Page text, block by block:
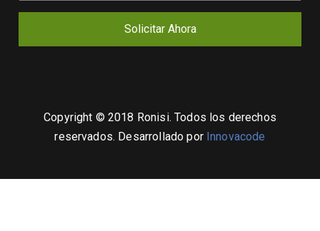
Copyright © 2018 Ronisi. Todos los derechos
reservados. Desarrollado por Innovacode